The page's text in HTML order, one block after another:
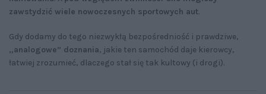
zawstydzić wiele nowoczesnych sportowych aut.
Gdy dodamy do tego niezwykłą bezpośredniość i prawdziwe,
„analogowe” doznania, jakie ten samochód daje kierowcy,
łatwiej zrozumieć, dlaczego stał się tak kultowy (i drogi).